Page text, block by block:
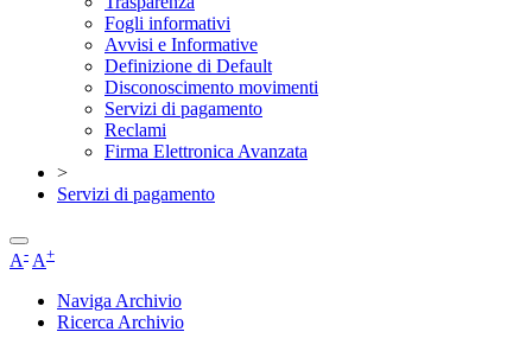
Fogli informativi
Avvisi e Informative
Definizione di Default
Disconoscimento movimenti
Servizi di pagamento
Reclami
Firma Elettronica Avanzata
>
Servizi di pagamento
A- A+
Naviga Archivio
Ricerca Archivio